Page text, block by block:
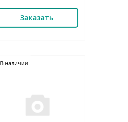
Заказать
В наличии